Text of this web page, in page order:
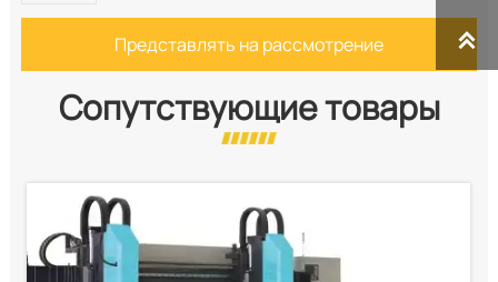
Представлять на рассмотрение
Сопутствующие товары
